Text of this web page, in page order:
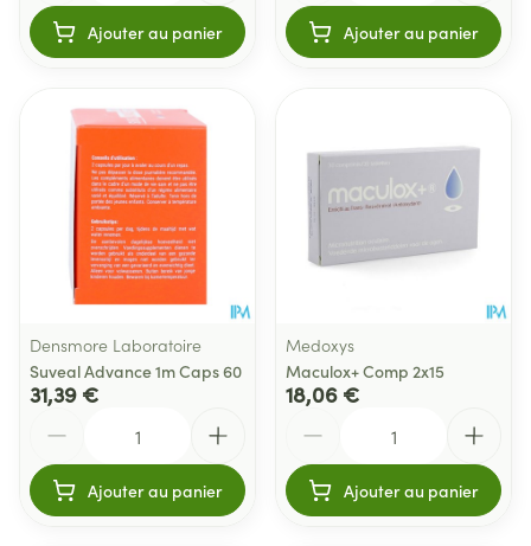
Ajouter au panier Ajouter au panier
Densmore Laboratoire
Suveal Advance 1m Caps 60
31,39 €
Ajouter au panier
Medoxys
Maculox+ Comp 2x15
18,06 €
Ajouter au panier